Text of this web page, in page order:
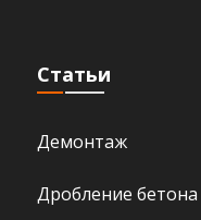
Статьи
Демонтаж
Дробление бетона